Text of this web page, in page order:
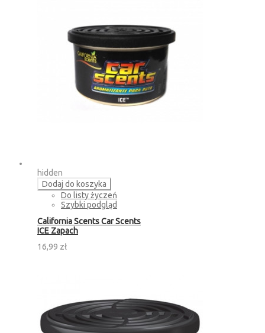
hidden
Dodaj do koszyka
Do listy życzeń
Szybki podgląd
California Scents Car Scents
ICE Zapach
16,99 zł